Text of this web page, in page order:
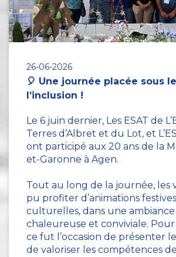
26-06-2026
🎈 Une journée placée sous
l’inclusion !
Le 6 juin dernier, Les ESAT de
Terres d’Albret et du Lot, et
ont participé aux 20 ans de la
et-Garonne à Agen.
Tout au long de la journée, les
pu profiter d’animations
culturelles, dans une ambiance
chaleureuse et conviviale. Pour
ce fut l’occasion de présenter
de valoriser les compétences